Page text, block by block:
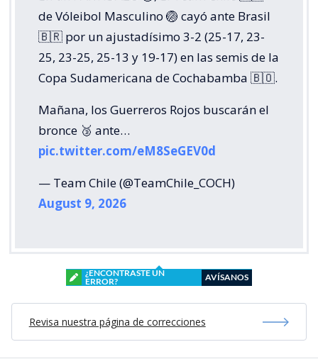
de Vóleibol Masculino 🏐 cayó ante Brasil
🇧🇷 por un ajustadísimo 3-2 (25-17, 23-
25, 23-25, 25-13 y 19-17) en las semis de la
Copa Sudamericana de Cochabamba 🇧🇴.
Mañana, los Guerreros Rojos buscarán el
bronce 🥉 ante…
pic.twitter.com/eM8SeGEV0d
— Team Chile (@TeamChile_COCH)
August 9, 2026
¿ENCONTRASTE UN
ERROR?
AVÍSANOS
Revisa nuestra página de correcciones